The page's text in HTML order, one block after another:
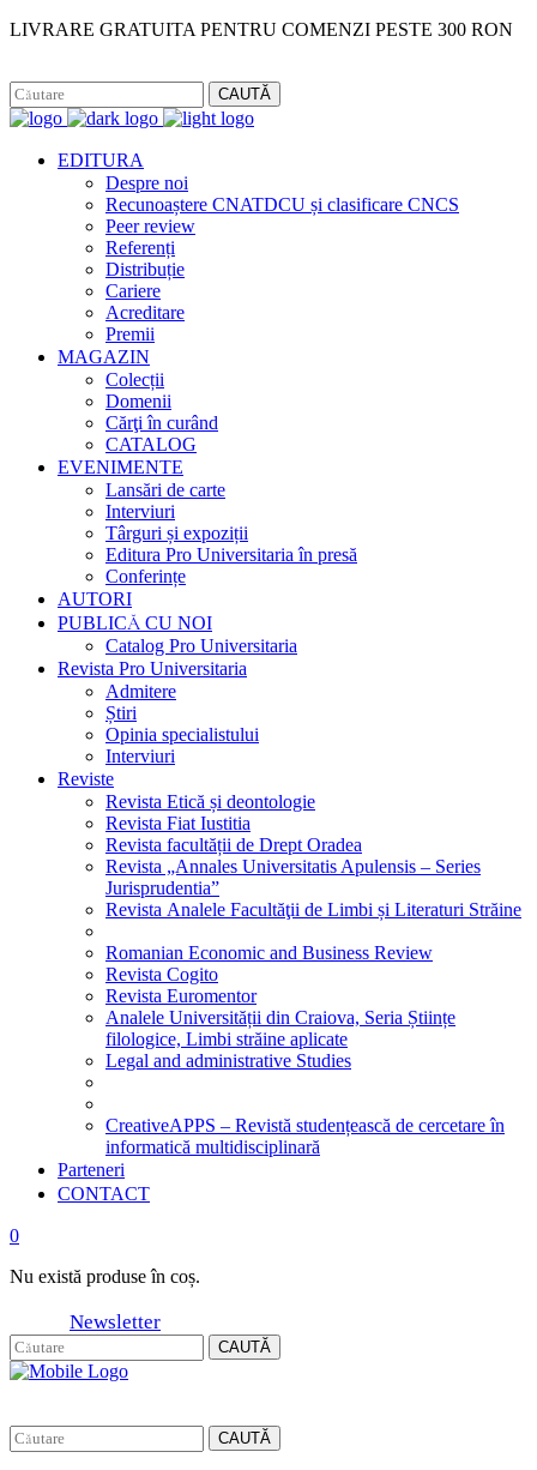
LIVRARE GRATUITA PENTRU COMENZI PESTE 300 RON
CAUTĂ
EDITURA
Despre noi
Recunoaștere CNATDCU și clasificare CNCS
Peer review
Referenți
Distribuție
Cariere
Acreditare
Premii
MAGAZIN
Colecții
Domenii
Cărţi în curând
CATALOG
EVENIMENTE
Lansări de carte
Interviuri
Târguri și expoziții
Editura Pro Universitaria în presă
Conferințe
AUTORI
PUBLICĂ CU NOI
Catalog Pro Universitaria
Revista Pro Universitaria
Admitere
Știri
Opinia specialistului
Interviuri
Reviste
Revista Etică și deontologie
Revista Fiat Iustitia
Revista facultății de Drept Oradea
Revista „Annales Universitatis Apulensis – Series
Jurisprudentia”
Revista Analele Facultăţii de Limbi și Literaturi Străine
Romanian Economic and Business Review
Revista Cogito
Revista Euromentor
Analele Universității din Craiova, Seria Științe
filologice, Limbi străine aplicate
Legal and administrative Studies
CreativeAPPS – Revistă studențească de cercetare în
informatică multidisciplinară
Parteneri
CONTACT
0
Nu există produse în coș.
Newsletter
CAUTĂ
CAUTĂ